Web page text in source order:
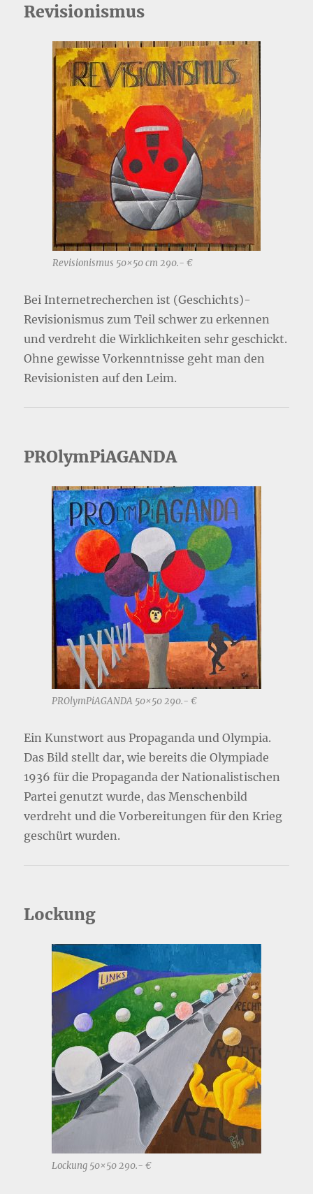
Revisionismus
Revisionismus 50×50 cm 290.- €
Bei Internetrecherchen ist (Geschichts)-
Revisionismus zum Teil schwer zu erkennen
und verdreht die Wirklichkeiten sehr geschickt.
Ohne gewisse Vorkenntnisse geht man den
Revisionisten auf den Leim.
PROlymPiAGANDA
PROlymPiAGANDA 50×50 290.- €
Ein Kunstwort aus Propaganda und Olympia.
Das Bild stellt dar, wie bereits die Olympiade
1936 für die Propaganda der Nationalistischen
Partei genutzt wurde, das Menschenbild
verdreht und die Vorbereitungen für den Krieg
geschürt wurden.
Lockung
Lockung 50×50 290.- €